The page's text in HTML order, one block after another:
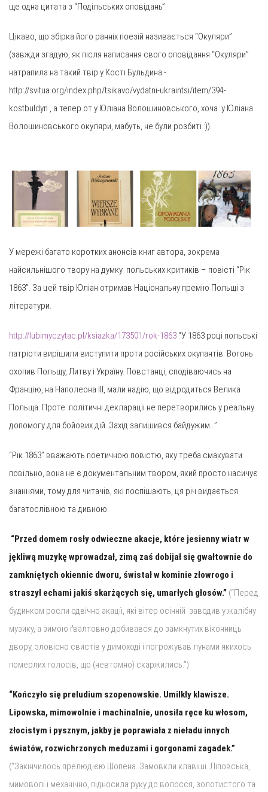
ще одна цитата з “Подільських оповідань”.
Цікаво, що збірка його ранніх поезій називається “Окуляри”
(завжди згадую, як після написання свого оповідання “Окуляри”
натрапила на такий твір у Кості Бульдина -
http://svitua.org/index.php/tsikavo/vydatni-ukraintsi/item/394-
kostbuldyn , а тепер от у Юліана Волошиновського, хоча у Юліана
Волошиновського окуляри, мабуть, не були розбиті :)).
У мережі багато коротких анонсів книг автора, зокрема
найсильнішого твору на думку польських критиків – повісті “Рік
1863”. За цей твір Юліан отримав Національну премію Польщі з
літератури.
http://lubimyczytac.pl/ksiazka/173501/rok-1863 “У 1863 році польські
патріоти вирішили виступити проти російських окупантів. Вогонь
охопив Польщу, Литву і Україну. Повстанці, сподіваючись на
Францію, на Наполеона III, мали надію, що відродиться Велика
Польща. Проте політичні декларації не перетворились у реальну
допомогу для бойових дій. Захід залишився байдужим…”
“Рік 1863” вважають поетичною повістю, яку треба смакувати
повільно, вона не є документальним твором, який просто насичує
знаннями, тому для читачів, які поспішають, ця річ видається
багатослівною та дивною.
“Przed domem rosły odwieczne akacje, które jesienny wiatr w
jękliwą muzykę wprowadzał, zimą zaś dobijał się gwałtownie do
zamkniętych okiennic dworu, świstał w kominie złowrogo i
straszył echami jakiś skarżących się, umarłych głosów.” (“Перед
будинком росли одвічно акації, які вітер осінній заводив у жалібну
музику, а зимою ґвалтовно добивався до замкнутих віконниць
двору, зловісно свистів у димоході і погрожував лунами якихось
померлих голосів, що (невтомно) скаржились.”)
“Kończyło się preludium szopenowskie. Umilkły klawisze.
Lipowska, mimowolnie i machinalnie, unosiła ręce ku włosom,
złocistym i pysznym, jakby je poprawiała z nieładu innych
światów, rozwichrzonych meduzami i gorgonami zagadek.”
(“Закінчилось прелюдією Шопена. Замовкли клавіші. Ліповська,
мимоволі і механічно, підносила руку до волосся, золотистого та